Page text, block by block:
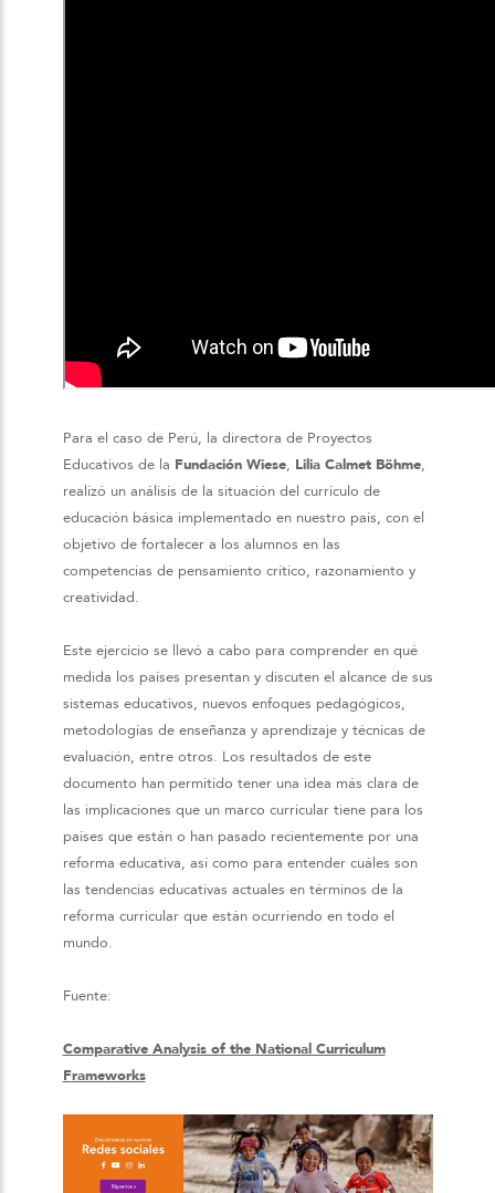
Para el caso de Perú, la directora de Proyectos
Educativos de la Fundación Wiese, Lilia Calmet Böhme,
realizó un análisis de la situación del currículo de
educación básica implementado en nuestro país, con el
objetivo de fortalecer a los alumnos en las
competencias de pensamiento crítico, razonamiento y
creatividad.
Este ejercicio se llevó a cabo para comprender en qué
medida los países presentan y discuten el alcance de sus
sistemas educativos, nuevos enfoques pedagógicos,
metodologías de enseñanza y aprendizaje y técnicas de
evaluación, entre otros. Los resultados de este
documento han permitido tener una idea más clara de
las implicaciones que un marco curricular tiene para los
países que están o han pasado recientemente por una
reforma educativa, así como para entender cuáles son
las tendencias educativas actuales en términos de la
reforma curricular que están ocurriendo en todo el
mundo.
Fuente:
Comparative Analysis of the National Curriculum
Frameworks